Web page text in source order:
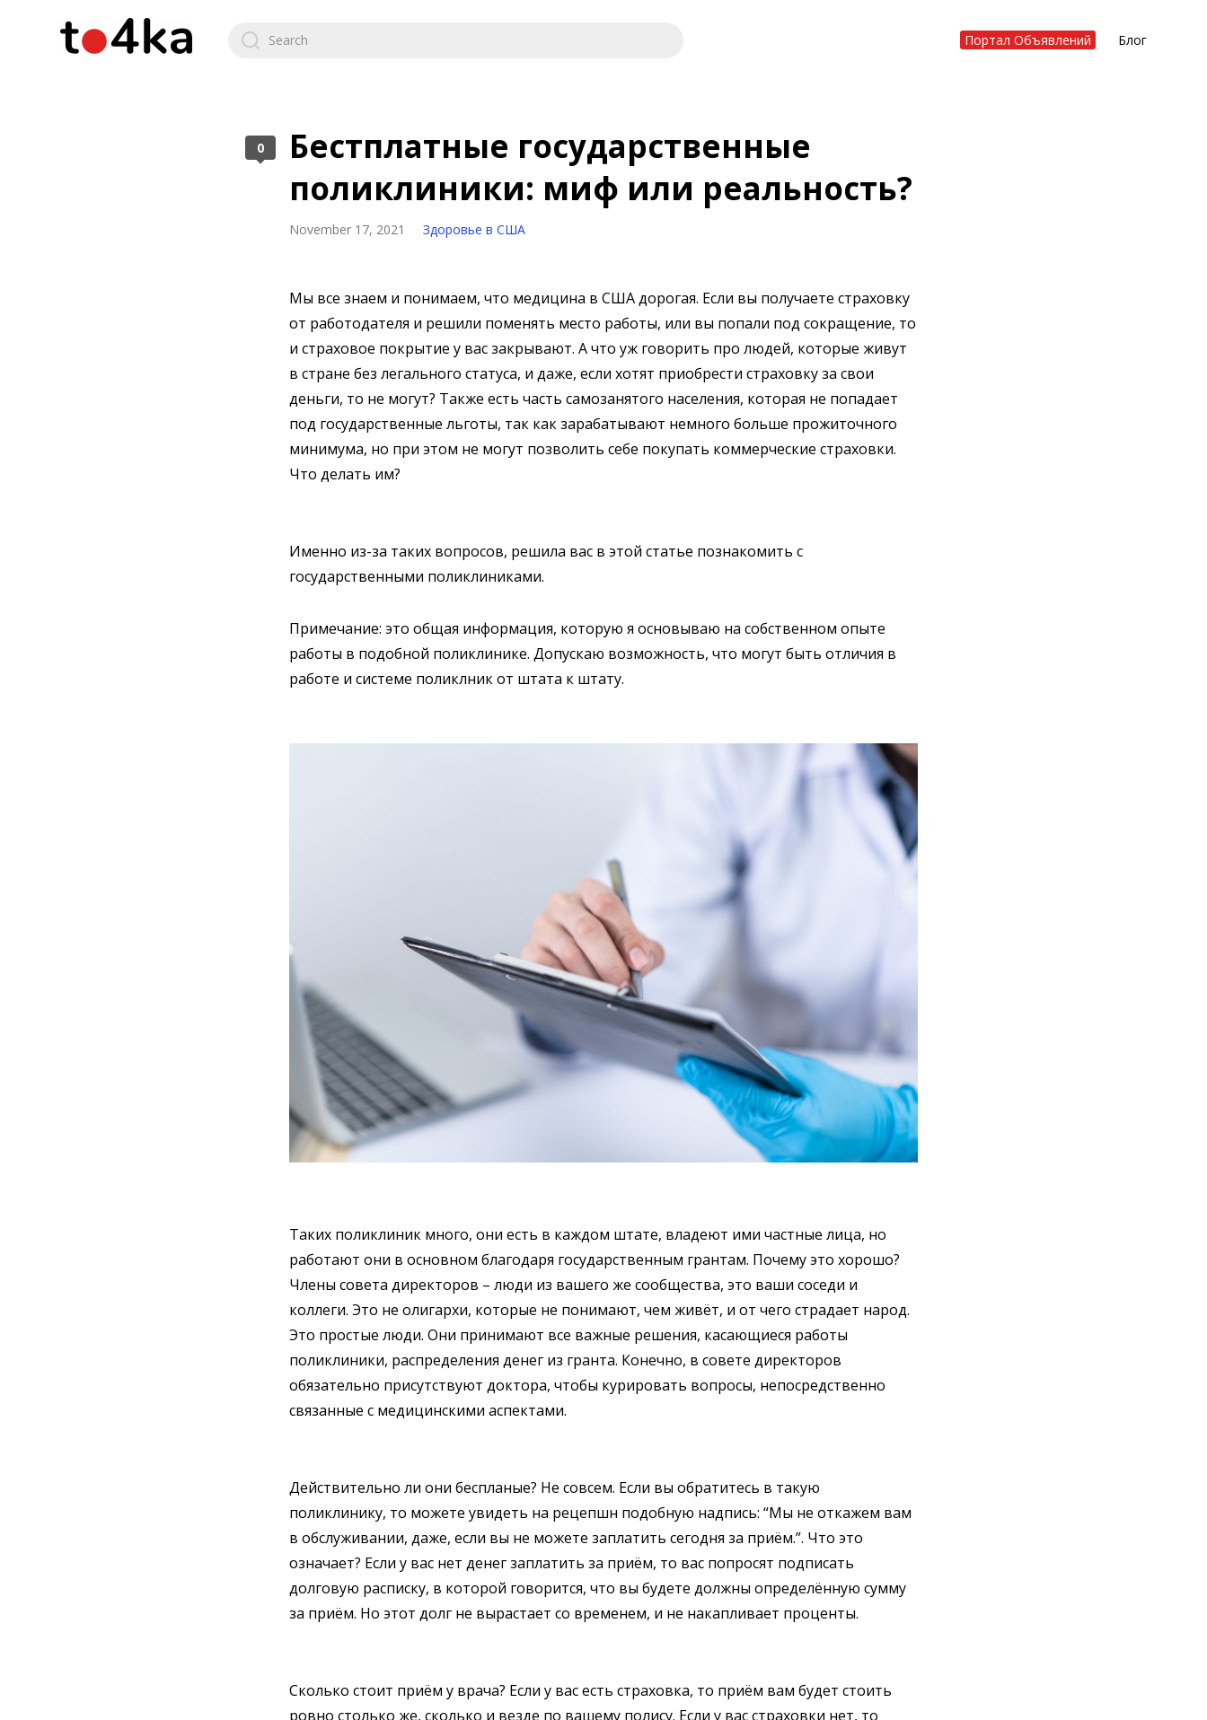
Портал Объявлений Блог
Бестплатные государственные
поликлиники: миф или реальность?
November 17, 2021 Здоровье в США
Мы все знаем и понимаем, что медицина в США дорогая. Если вы получаете страховку
от работодателя и решили поменять место работы, или вы попали под сокращение, то
и страховое покрытие у вас закрывают. А что уж говорить про людей, которые живут
в стране без легального статуса, и даже, если хотят приобрести страховку за свои
деньги, то не могут? Также есть часть самозанятого населения, которая не попадает
под государственные льготы, так как зарабатывают немного больше прожиточного
минимума, но при этом не могут позволить себе покупать коммерческие страховки.
Что делать им?
Именно из-за таких вопросов, решила вас в этой статье познакомить с
государственными поликлиниками.
Примечание: это общая информация, которую я основываю на собственном опыте
работы в подобной поликлинике. Допускаю возможность, что могут быть отличия в
работе и системе поликлник от штата к штату.
Таких поликлиник много, они есть в каждом штате, владеют ими частные лица, но
работают они в основном благодаря государственным грантам. Почему это хорошо?
Члены совета директоров – люди из вашего же сообщества, это ваши соседи и
коллеги. Это не олигархи, которые не понимают, чем живёт, и от чего страдает народ.
Это простые люди. Они принимают все важные решения, касающиеся работы
поликлиники, распределения денег из гранта. Конечно, в совете директоров
обязательно присутствуют доктора, чтобы курировать вопросы, непосредственно
связанные с медицинскими аспектами.
Действительно ли они беспланые? Не совсем. Если вы обратитесь в такую
поликлинику, то можете увидеть на рецепшн подобную надпись: “Мы не откажем вам
в обслуживании, даже, если вы не можете заплатить сегодня за приём.”. Что это
означает? Если у вас нет денег заплатить за приём, то вас попросят подписать
долговую расписку, в которой говорится, что вы будете должны определённую сумму
за приём. Но этот долг не вырастает со временем, и не накапливает проценты.
Сколько стоит приём у врача? Если у вас есть страховка, то приём вам будет стоить
ровно столько же, сколько и везде по вашему полису. Если у вас страховки нет, то
0